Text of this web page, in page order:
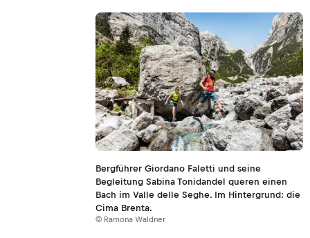
Bergführer Giordano Faletti und seine
Begleitung Sabina Tonidandel queren einen
Bach im Valle delle Seghe. Im Hintergrund: die
Cima Brenta.
© Ramona Waldner